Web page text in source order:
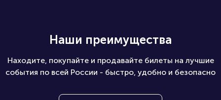
Наши преимущества
Находите, покупайте и продавайте билеты на лучшие
события по всей России - быстро, удобно и безопасно